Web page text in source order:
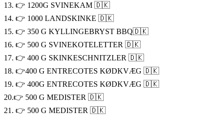
13. 👉 1200G SVINEKAM 🇩🇰
14. 👉 1000 LANDSKINKE 🇩🇰
15. 👉 350 G KYLLINGEBRYST BBQ🇩🇰
16. 👉 500 G SVINEKOTELETTER 🇩🇰
17. 👉 400 G SKINKESCHNITZLER 🇩🇰
18. 👉400 G ENTRECOTES KØDKVÆG 🇩🇰
19. 👉 400G ENTRECOTES KØDKVÆG 🇩🇰
20.👉 500 G MEDISTER 🇩🇰
21. 👉 500 G MEDISTER 🇩🇰